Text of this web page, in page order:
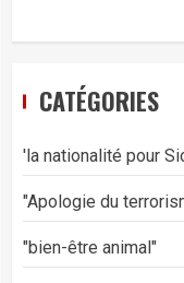
CATÉGORIES
'la nationalité pour
"Apologie du
"bien-être animal"